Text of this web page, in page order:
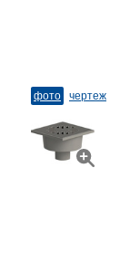
фото чертеж